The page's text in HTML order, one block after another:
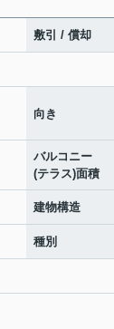
敷引 / 償却
向き
バルコニー
(テラス)面積
建物構造
種別